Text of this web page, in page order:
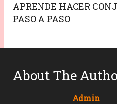
APRENDE HACER
PASO A PASO
About The
Admin